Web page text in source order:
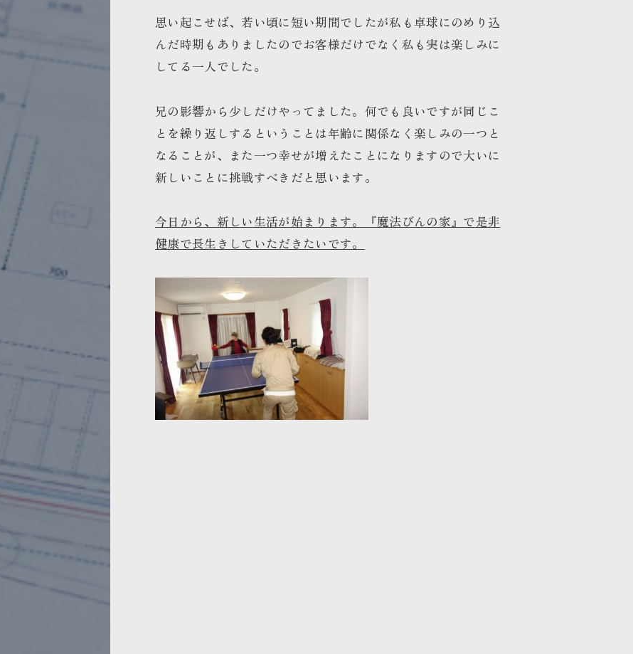
思い起こせば、若い頃に短い期間でしたが私も卓球にのめり込
んだ時期もありましたのでお客様だけでなく私も実は楽しみに
してる一人でした。
兄の影響から少しだけやってました。何でも良いですが同じこ
とを繰り返しするということは年齢に関係なく楽しみの一つと
なることが、また一つ幸せが増えたことになりますので大いに
新しいことに挑戦すべきだと思います。
今日から、新しい生活が始まります。『魔法びんの家』で是非
健康で長生きしていただきたいです。